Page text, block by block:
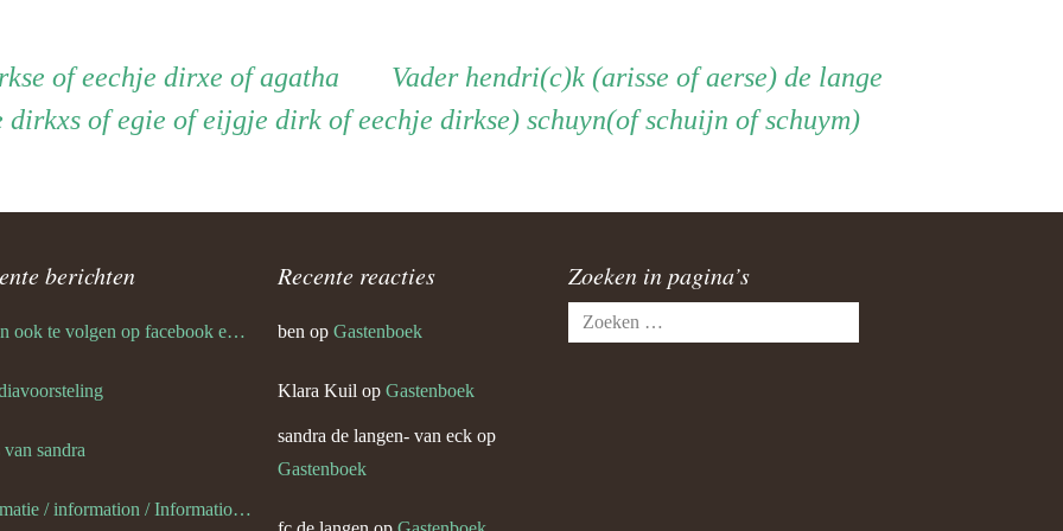
Vader Vader
hendri(c)k (arisse of aerse) de lange
of eechje dirxe of agatha
of egie of eijgje dirk of eechje dirkse) schuyn(of schuijn of schuym)
berichten
ik ben ook te volgen op facebook en twitter
sandra
informatie / information / Informationen / l information
Recente reacties
ben op Gastenboek
Klara Kuil op Gastenboek
sandra de langen- van eck op
Gastenboek
Zoeken in pagina’s
Zoeken
naar: